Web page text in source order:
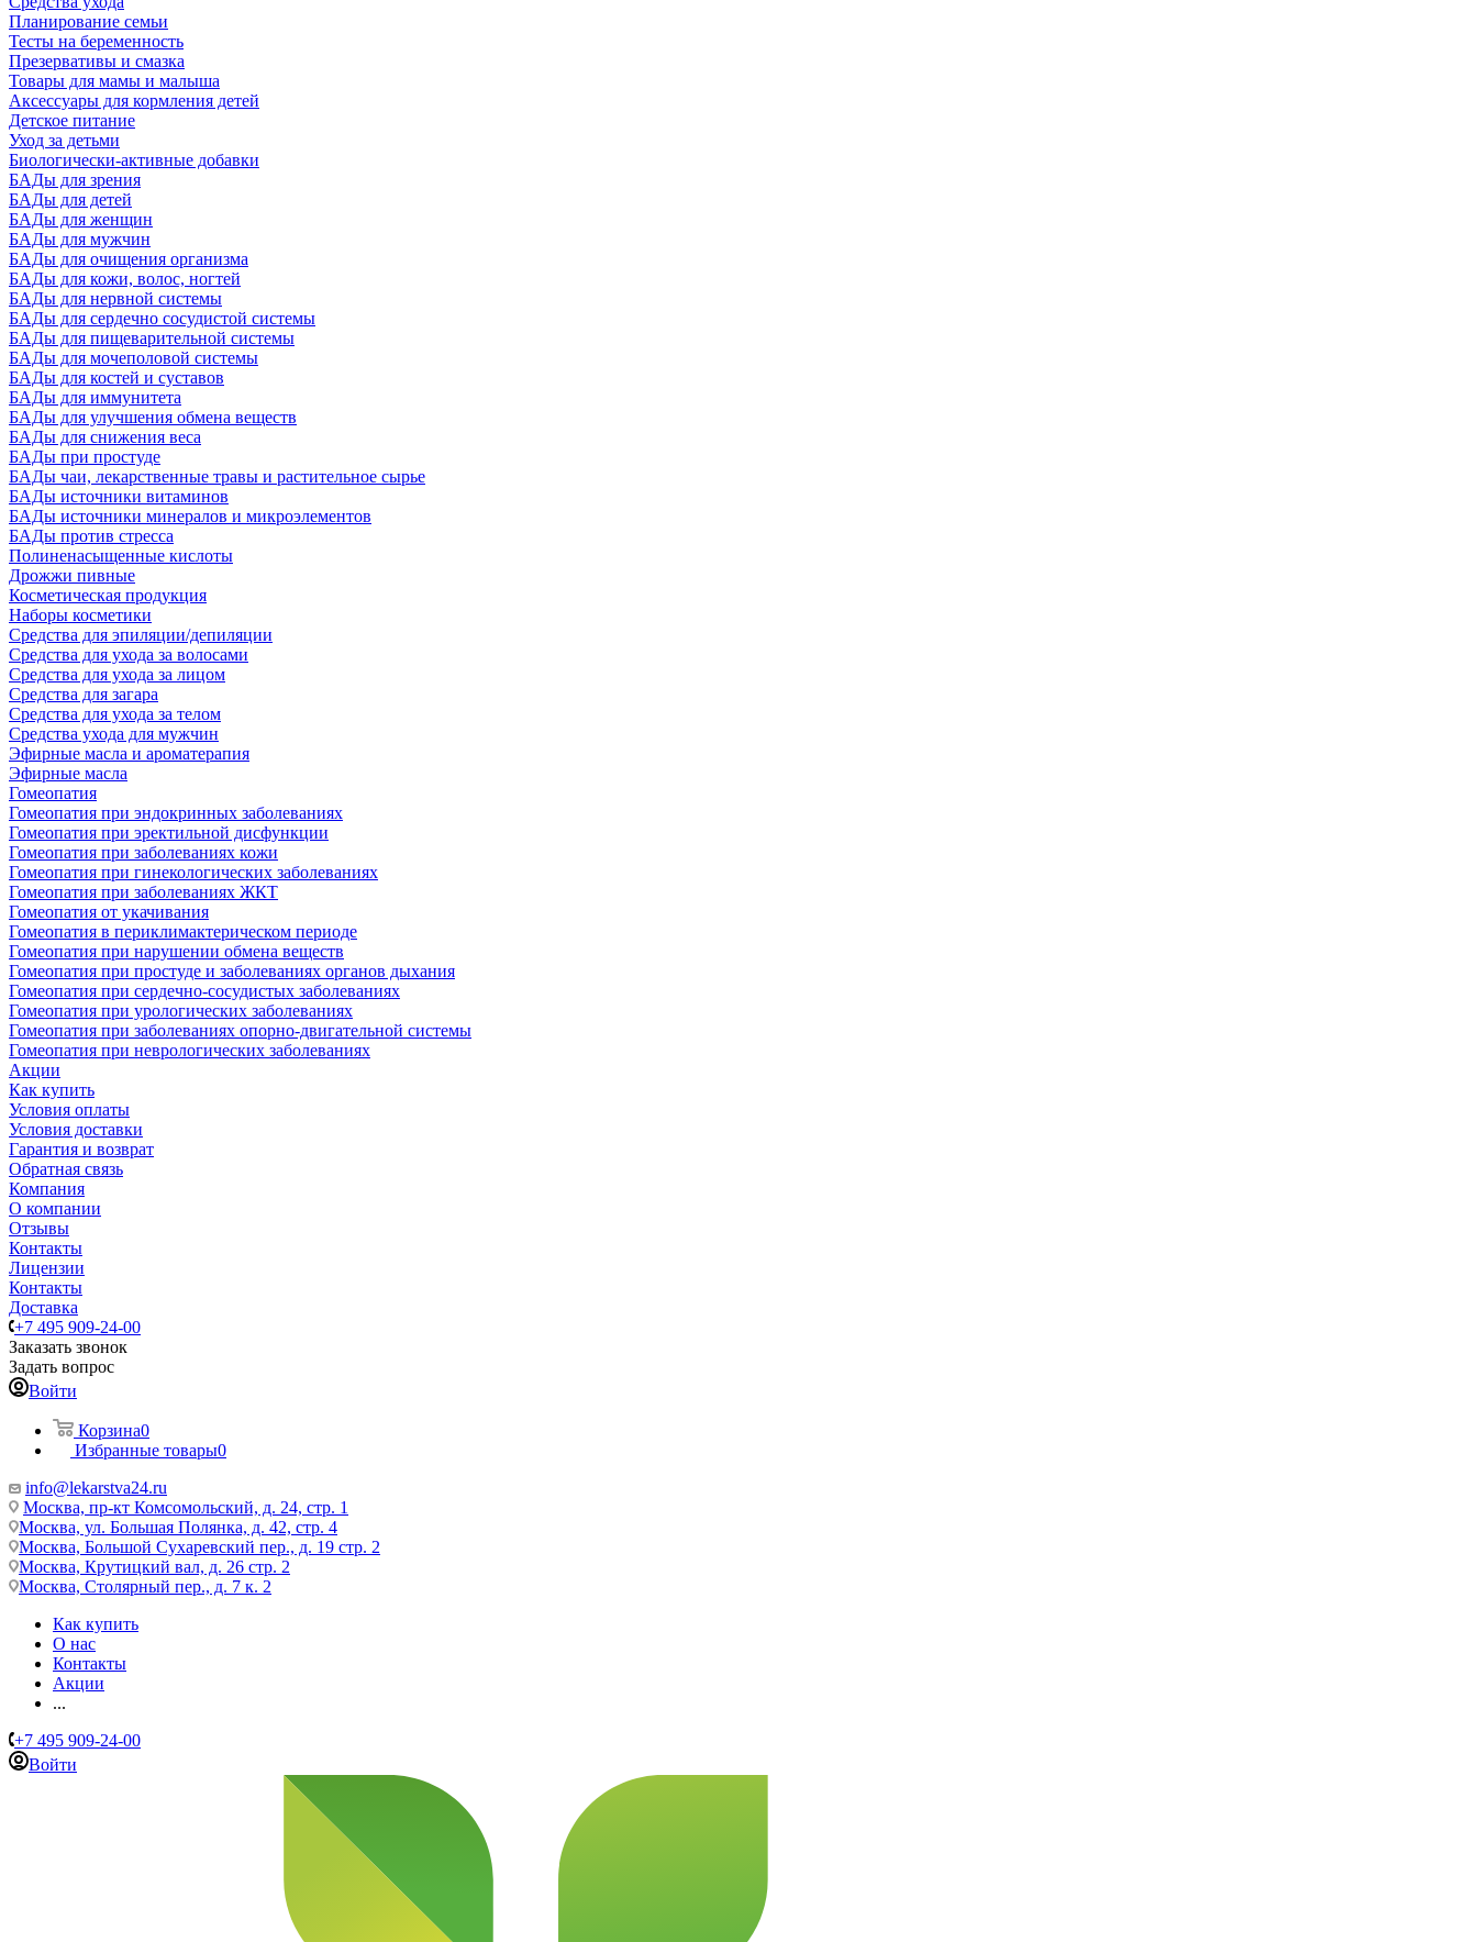
Планирование семьи
Тесты на беременность
Презервативы и смазка
Товары для мамы и малыша
Аксессуары для кормления детей
Детское питание
Уход за детьми
Биологически-активные добавки
БАДы для зрения
БАДы для детей
БАДы для женщин
БАДы для мужчин
БАДы для очищения организма
БАДы для кожи, волос, ногтей
БАДы для нервной системы
БАДы для сердечно сосудистой системы
БАДы для пищеварительной системы
БАДы для мочеполовой системы
БАДы для костей и суставов
БАДы для иммунитета
БАДы для улучшения обмена веществ
БАДы для снижения веса
БАДы при простуде
БАДы чаи, лекарственные травы и растительное сырье
БАДы источники витаминов
БАДы источники минералов и микроэлементов
БАДы против стресса
Полиненасыщенные кислоты
Дрожжи пивные
Косметическая продукция
Наборы косметики
Средства для эпиляции/депиляции
Средства для ухода за волосами
Средства для ухода за лицом
Средства для загара
Средства для ухода за телом
Средства ухода для мужчин
Эфирные масла и ароматерапия
Эфирные масла
Гомеопатия
Гомеопатия при эндокринных заболеваниях
Гомеопатия при эректильной дисфункции
Гомеопатия при заболеваниях кожи
Гомеопатия при гинекологических заболеваниях
Гомеопатия при заболеваниях ЖКТ
Гомеопатия от укачивания
Гомеопатия в периклимактерическом периоде
Гомеопатия при нарушении обмена веществ
Гомеопатия при простуде и заболеваниях органов дыхания
Гомеопатия при сердечно-сосудистых заболеваниях
Гомеопатия при урологических заболеваниях
Гомеопатия при заболеваниях опорно-двигательной системы
Гомеопатия при неврологических заболеваниях
Акции
Как купить
Условия оплаты
Условия доставки
Гарантия и возврат
Обратная связь
Компания
О компании
Отзывы
Контакты
Лицензии
Контакты
Доставка
+7 495 909-24-00
Заказать звонок
Задать вопрос
Войти
Корзина0
Избранные товары0
info@lekarstva24.ru
Москва, пр-кт Комсомольский, д. 24, стр. 1
Москва, ул. Большая Полянка, д. 42, стр. 4
Москва, Большой Сухаревский пер., д. 19 стр. 2
Москва, Крутицкий вал, д. 26 стр. 2
Москва, Столярный пер., д. 7 к. 2
Как купить
О нас
Контакты
Акции
...
+7 495 909-24-00
Войти